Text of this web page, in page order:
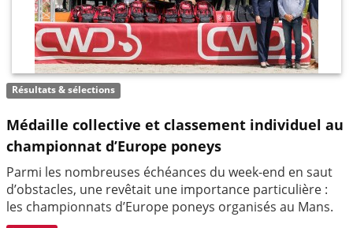
Résultats & sélections
Médaille collective et classement individuel au
championnat d’Europe poneys
Parmi les nombreuses échéances du week-end en saut
d’obstacles, une revêtait une importance particulière :
les championnats d’Europe poneys organisés au Mans.